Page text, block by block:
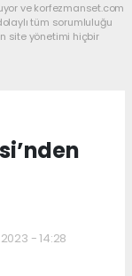
ve korfezmanset.com
tüm sorumluluğu
site yönetimi hiçbir
- 14:28